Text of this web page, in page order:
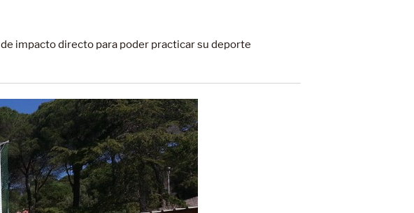
de impacto directo para poder practicar su deporte